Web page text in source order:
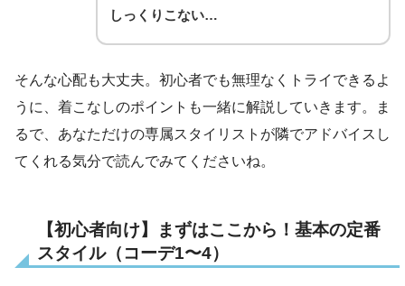
しっくりこない…
そんな心配も大丈夫。初心者でも無理なくトライできるよ
うに、着こなしのポイントも一緒に解説していきます。ま
るで、あなただけの専属スタイリストが隣でアドバイスし
てくれる気分で読んでみてくださいね。
【初心者向け】まずはここから！基本の定番
スタイル（コーデ1〜4）